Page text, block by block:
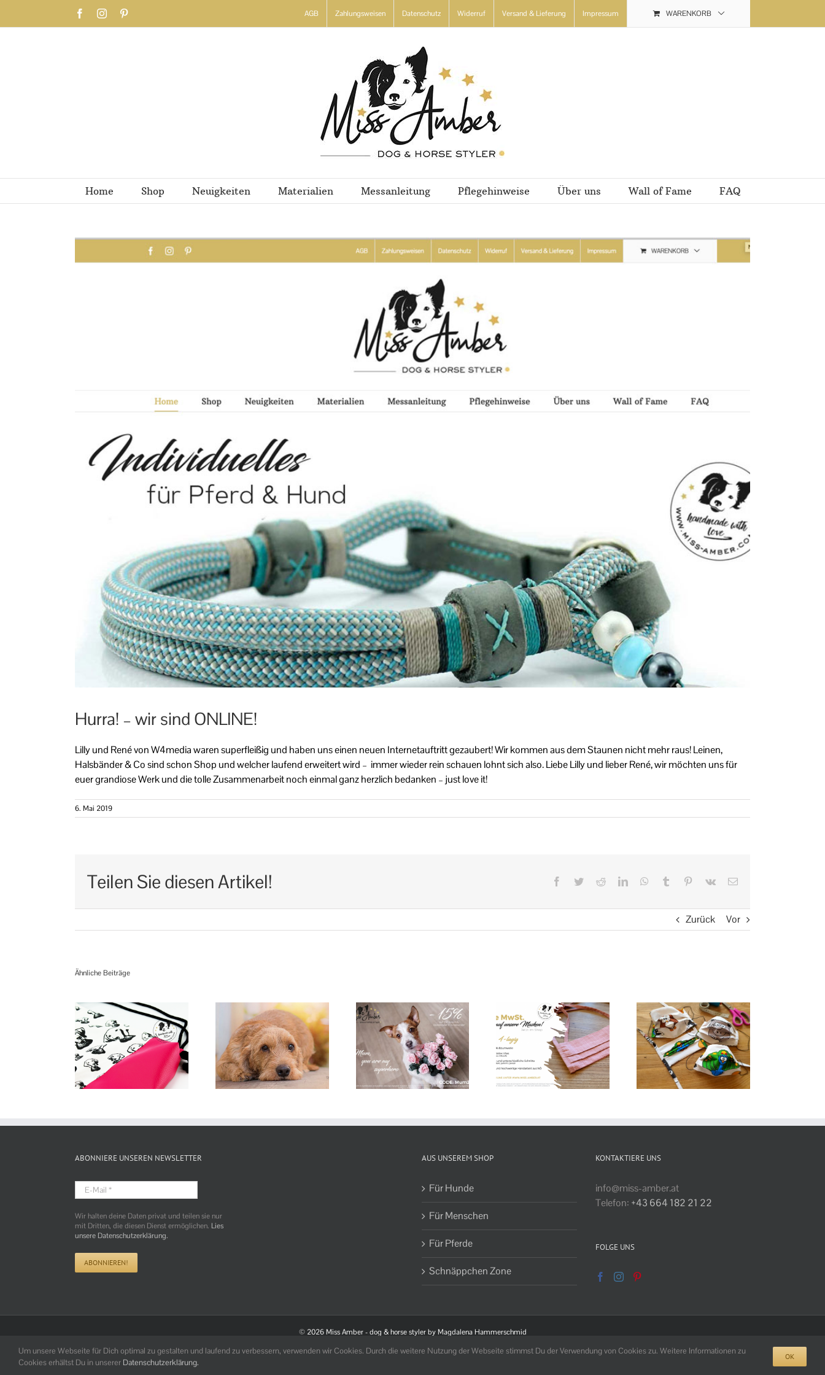
FacebookInstagram AGB Zahlungsweisen Datenschutz Widerruf Versand & Lieferung Impressum WARENKORB
Home Shop Neuigkeiten Materialien Messanleitung Pflegehinweise Über uns Wall of Fame FAQ
Hurra! – wir sind ONLINE!
Lilly und René von W4media waren superfleißig und haben uns einen neuen Internetauftritt gezaubert! Wir kommen aus dem Staunen nicht mehr raus! Leinen,
Halsbänder & Co sind schon Shop und welcher laufend erweitert wird – immer wieder rein schauen lohnt sich also. Liebe Lilly und lieber René, wir möchten uns für
euer grandiose Werk und die tolle Zusammenarbeit noch einmal ganz herzlich bedanken – just love it!
6. Mai 2019
Teilen Sie diesen Artikel! Facebook
TwitterRedditLinkedInWhatsApp
Tumblr Pinterest
Vk
E-
Zurück Vor
Ähnliche Beiträge
ABONNIERE UNSEREN NEWSLETTER
Mail
Wir halten deine Daten privat und teilen sie nur
mit Dritten, die diesen Dienst ermöglichen. Lies
unsere Datenschutzerklärung.
AUS UNSEREM SHOP
Für Hunde
Für Menschen
Für Pferde
Schnäppchen Zone
KONTAKTIERE UNS
info@miss-amber.at
Telefon: +43 664 182 21 22
FOLGE UNS
© 2026 Miss Amber - dog & horse styler by Magdalena Hammerschmid
FacebookInstagramPinterest
Um unsere Webseite für Dich optimal zu gestalten und laufend zu verbessern, verwenden wir Cookies. Durch die weitere Nutzung der Webseite stimmst Du der Verwendung von Cookies zu. Weitere Informationen zu
Cookies erhältst Du in unserer Datenschutzerklärung.
OK